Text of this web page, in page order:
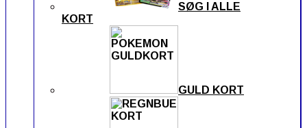
SØG I ALLE
KORT
GULD KORT